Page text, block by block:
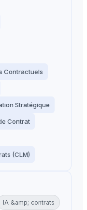
Contractuels
Stratégique
Contrat
(CLM)
IA &amp; contrats